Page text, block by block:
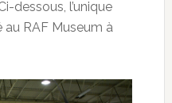
dessous, l’unique
RAF Museum à